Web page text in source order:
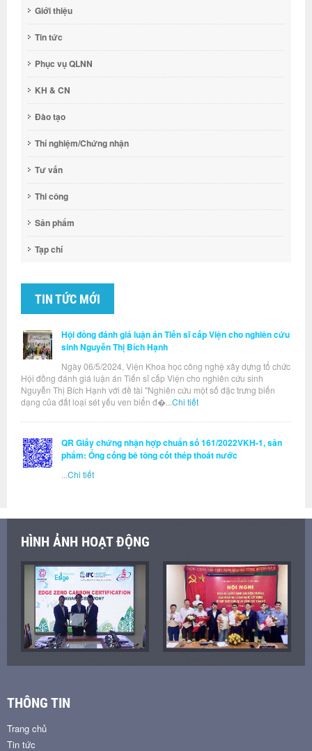
Giới thiệu
Tin tức
Phục vụ QLNN
KH & CN
Đào tạo
Thí nghiệm/Chứng nhận
Tư vấn
Thi công
Sản phẩm
Tạp chí
TIN TỨC MỚI
Hội đồng đánh giá luận án Tiến sĩ cấp Viện cho nghiên cứu
sinh Nguyễn Thị Bích Hạnh
Ngày 06/5/2024, Viện Khoa học công nghệ xây dựng tổ chức
Hội đồng đánh giá luận án Tiến sĩ cấp Viện cho nghiên cứu sinh
Nguyễn Thị Bích Hạnh với đề tài "Nghiên cứu một số đặc trưng biến
dạng của đất loại sét yếu ven biển đ�... Chi tiết
QR Giấy chứng nhận hợp chuẩn số 161/2022VKH-1, sản
phẩm: Ống cống bê tông cốt thép thoát nước
Chi tiết
HÌNH ẢNH HOẠT ĐỘNG
THÔNG TIN
Trang chủ
Tin tức